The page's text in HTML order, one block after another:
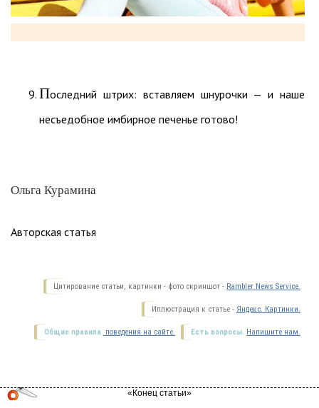
Последний штрих: вставляем шнурочки — и наше
несъедобное имбирное печенье готово!
Ольга Курамина
Авторская статья
Цитирование статьи, картинки - фото скриншот - Rambler News Service.
Иллюстрация к статье - Яндекс. Картинки.
Есть вопросы. Напишите нам.
Общие правила поведения на сайте.